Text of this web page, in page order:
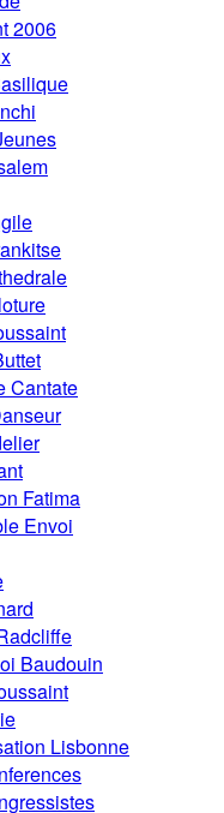
2006
Cantate
Fatima
Envoi
Baudouin
Lisbonne